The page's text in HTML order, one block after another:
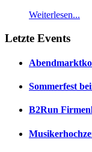
Weiterlesen...
Letzte Events
Sommerfest
B2Run